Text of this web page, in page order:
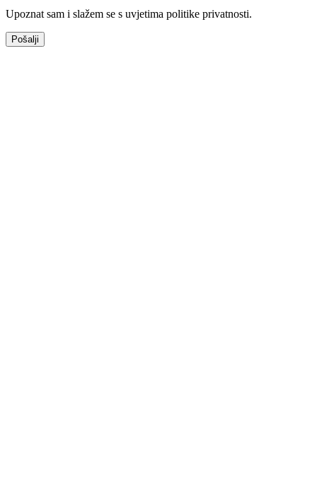
Upoznat sam i slažem se s uvjetima politike privatnosti.
Pošalji